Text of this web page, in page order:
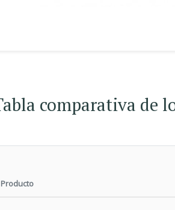
comparativa de
Producto